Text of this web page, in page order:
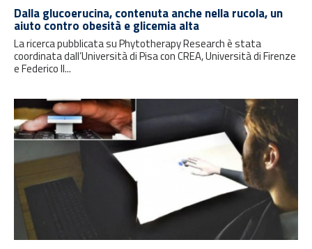
Dalla glucoerucina, contenuta anche nella rucola, un
aiuto contro obesità e glicemia alta
La ricerca pubblicata su Phytotherapy Research è stata
coordinata dall’Università di Pisa con CREA, Università di Firenze
e Federico II...